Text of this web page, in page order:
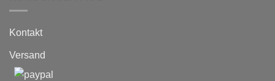
Kontakt
Versand